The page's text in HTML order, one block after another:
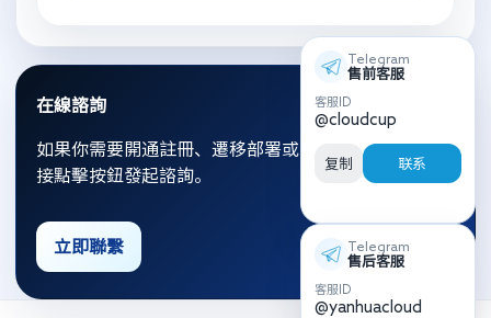
在線諮詢
如果你需要開通註冊、遷移部署或資源優化，可以直
接點擊按鈕發起諮詢。
立即聯繫
Telegram
售前客服
客服ID
@cloudcup
复制 联系
Telegram
售后客服
客服ID
@yanhuacloud